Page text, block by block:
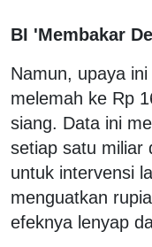
BI 'Membakar
Namun, upaya
melemah ke Rp
siang. Data ini
setiap satu miliar
untuk intervensi
menguatkan
efeknya lenyap